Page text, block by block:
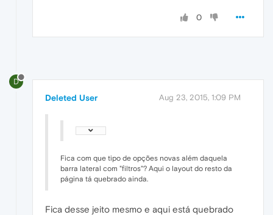
0
D
Deleted User Aug 23, 2015, 1:09 PM
Fica com que tipo de opções novas além daquela
barra lateral com "filtros"? Aqui o layout do resto da
página tá quebrado ainda.
Fica desse jeito mesmo e aqui está quebrado